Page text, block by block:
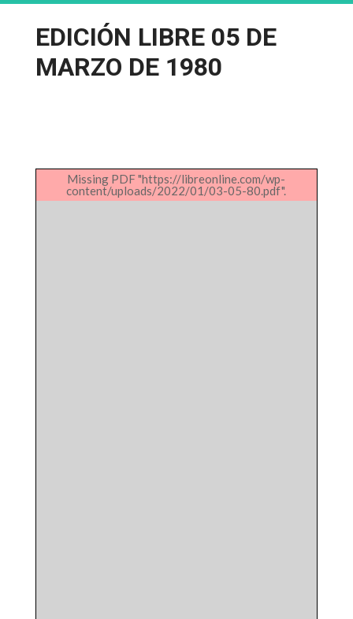
EDICIÓN LIBRE 05 DE
MARZO DE 1980
Missing PDF "https://libreonline.com/wp-
content/uploads/2022/01/03-05-80.pdf".